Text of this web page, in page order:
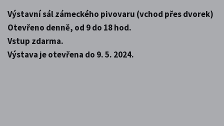
Výstavní sál zámeckého pivovaru (vchod přes dvorek)
Otevřeno denně, od 9 do 18 hod.
Vstup zdarma.
Výstava je otevřena do 9. 5. 2024.